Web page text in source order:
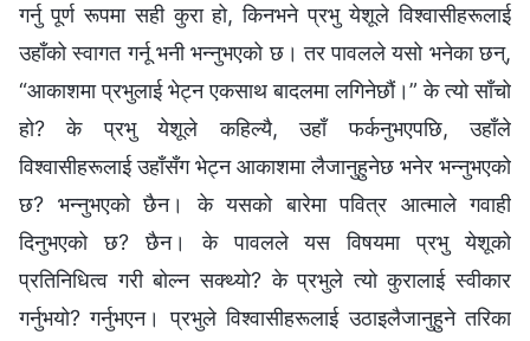
गर्नु पूर्ण रूपमा सही कुरा हो, किनभने प्रभु येशूले विश्‍वासीहरूलाई
उहाँको स्वागत गर्नू भनी भन्‍नुभएको छ। तर पावलले यसो भनेका छन्,
“आकाशमा प्रभुलाई भेट्न एकसाथ बादलमा लगिनेछौं।” के त्यो साँचो
हो? के प्रभु येशूले कहिल्यै, उहाँ फर्कनुभएपछि, उहाँले
विश्‍वासीहरूलाई उहाँसँग भेट्‍न आकाशमा लैजानुहुनेछ भनेर भन्‍नुभएको
छ? भन्‍नुभएको छैन। के यसको बारेमा पवित्र आत्‍माले गवाही
दिनुभएको छ? छैन। के पावलले यस विषयमा प्रभु येशूको
प्रतिनिधित्व गरी बोल्‍न सक्थ्यो? के प्रभुले त्यो कुरालाई स्वीकार
गर्नुभयो? गर्नुभएन। प्रभुले विश्‍वासीहरूलाई उठाइलैजानुहुने तरिका